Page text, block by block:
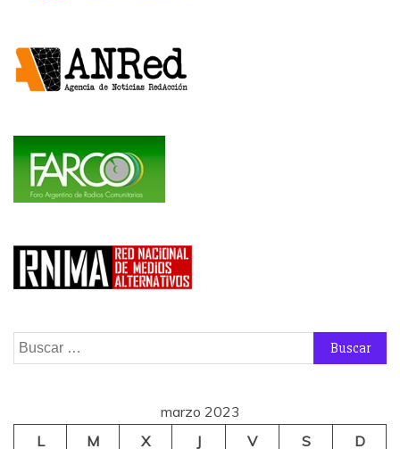
Buscar:
marzo 2023
L
M X J V S D